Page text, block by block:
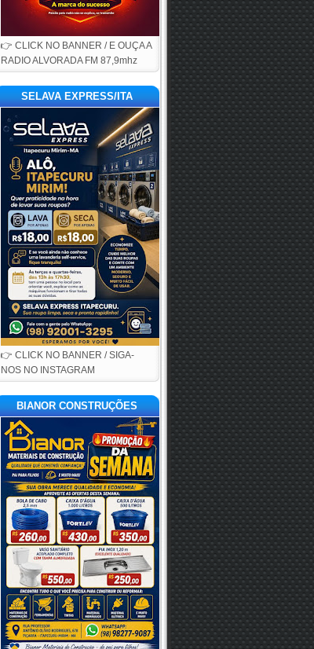
👉 CLICK NO BANNER / E OUÇA A
RADIO ALVORADA FM 87,9mhz
SELAVA EXPRESS/ITA
👉 CLICK NO BANNER / SIGA-
NOS NO INSTAGRAM
BIANOR CONSTRUÇÕES